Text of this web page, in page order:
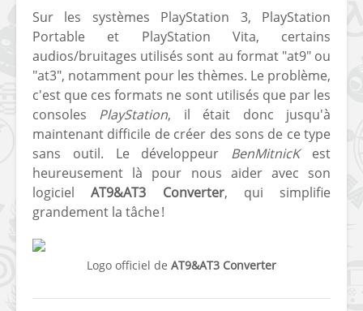
Sur les systèmes PlayStation 3, PlayStation
Portable et PlayStation Vita, certains
audios/bruitages utilisés sont au format "at9" ou
"at3", notamment pour les thèmes. Le problème,
c'est que ces formats ne sont utilisés que par les
consoles PlayStation, il était donc jusqu'à
maintenant difficile de créer des sons de ce type
sans outil. Le développeur BenMitnicKest
heureusement là pour nous aider avec son
logicielAT9&AT3 Converter, qui simplifie
grandement la tâche !
Logo officiel de AT9&AT3 Converter